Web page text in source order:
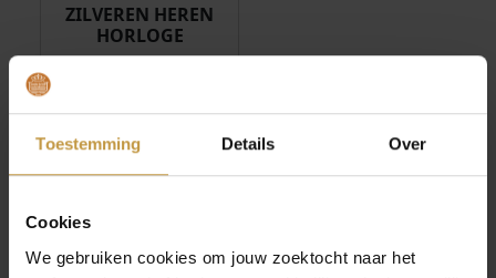
Toestemming Details Over
Cookies
We gebruiken cookies om jouw zoektocht naar het
ZILVEREN HEREN
HORLOGE
WAAROM EEN HORLOGE HEREN MEER IS
DAN EEN ACCESSOIRE
ook juist zakelijk of elegant. Moderne heren kiezen vaak
klassiek model met leren band bij een pak, terwijl een